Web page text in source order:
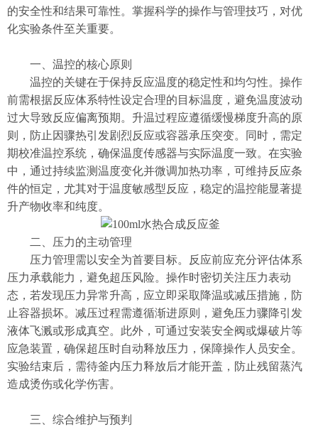
的安全性和结果可靠性。掌握科学的操作与管理技巧，对优
化实验条件至关重要。
​​一、温控的核心原则​​
温控的关键在于保持反应温度的稳定性和均匀性。操作
前需根据反应体系特性设定合理的目标温度，避免温度波动
过大导致反应偏离预期。升温过程应遵循缓慢梯度升高的原
则，防止因骤热引发剧烈反应或容器承压突变。同时，需定
期校准温控系统，确保温度传感器与实际温度一致。在实验
中，通过持续监测温度变化并微调加热功率，可维持反应条
件的恒定，尤其对于温度敏感型反应，稳定的温控能显著提
升产物收率和纯度。
​​二、压力的主动管理​​
压力管理需以安全为首要目标。反应前应充分评估体系
压力承载能力，避免超压风险。操作时密切关注压力表动
态，若发现压力异常升高，应立即采取降温或减压措施，防
止容器损坏。减压过程需遵循渐进原则，避免压力骤降引发
液体飞溅或形成真空。此外，可通过安装安全阀或爆破片等
应急装置，确保超压时自动释放压力，保障操作人员安全。
实验结束后，需待釜内压力释放后才能开盖，防止残留蒸汽
造成烫伤或化学伤害。
​​三、综合维护与预判​​